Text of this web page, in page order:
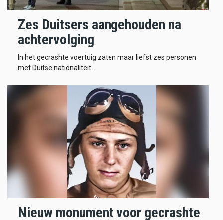
Zes Duitsers aangehouden na
achtervolging
In het gecrashte voertuig zaten maar liefst zes personen
met Duitse nationaliteit.
Nieuw monument voor gecrashte